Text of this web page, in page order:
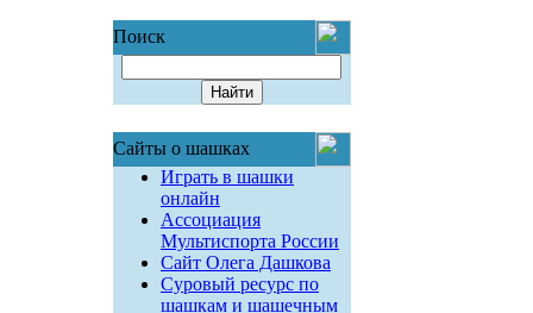
Поиск
Сайты о шашках
Играть в шашки
онлайн
Ассоциация
Мультиспорта России
Сайт Олега Дашкова
Суровый ресурс по
шашкам и шашечным